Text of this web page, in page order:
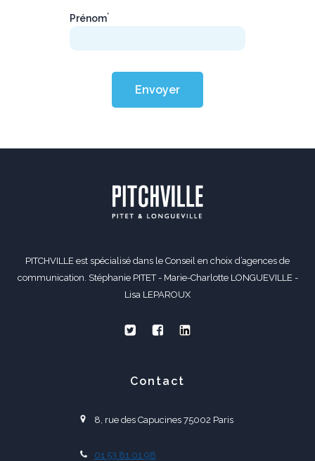
Prénom*
Envoyer
PITCHVILLE est spécialisé dans le Conseil en choix d’agences de
communication. Stéphanie PITET - Marie-Charlotte LONGUEVILLE -
Lisa LEPAROUX
Contact
8, rue des Capucines 75002 Paris
01 53 81 01 98